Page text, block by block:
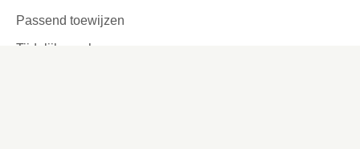
Passend toewijzen
Tijdelijke verhuur